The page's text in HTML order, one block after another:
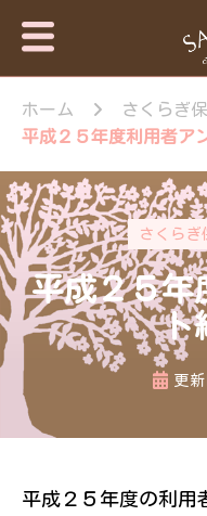
ホーム
さくらぎ
平成２５年度利用者ア
さくらぎ
平成２５年
ト
更
平成２５年度の利用